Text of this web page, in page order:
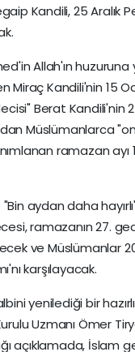
Kandili, 25 Aralık
Allah'ın
Miraç Kandili'nin 15
Berat Kandili'nin
Müslümanlarca
ramazan ayı
aydan daha
ramazanın 27.
ve Müslümanlar
karşılayacak.
yenilediği bir
Uzmanı Ömer
açıklamada, İslam